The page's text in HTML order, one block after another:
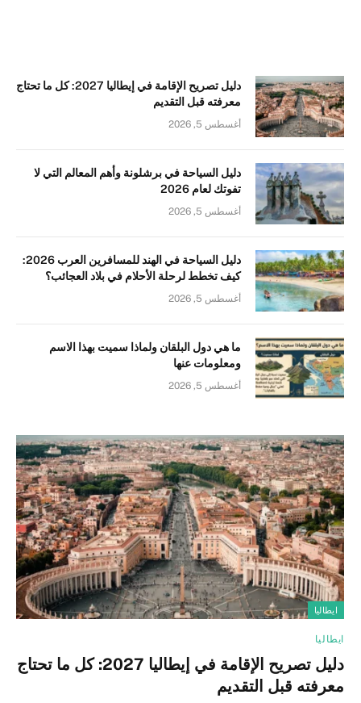
دليل تصريح الإقامة في إيطاليا 2027: كل ما تحتاج
معرفته قبل التقديم
أغسطس 5, 2026
دليل السياحة في برشلونة وأهم المعالم التي لا
تفوتك لعام 2026
أغسطس 5, 2026
دليل السياحة في الهند للمسافرين العرب 2026:
كيف تخطط لرحلة الأحلام في بلاد العجائب؟
أغسطس 5, 2026
ما هي دول البلقان ولماذا سميت بهذا الاسم
ومعلومات عنها
أغسطس 5, 2026
ايطاليا
ايطاليا
دليل تصريح الإقامة في إيطاليا 2027: كل ما تحتاج
معرفته قبل التقديم